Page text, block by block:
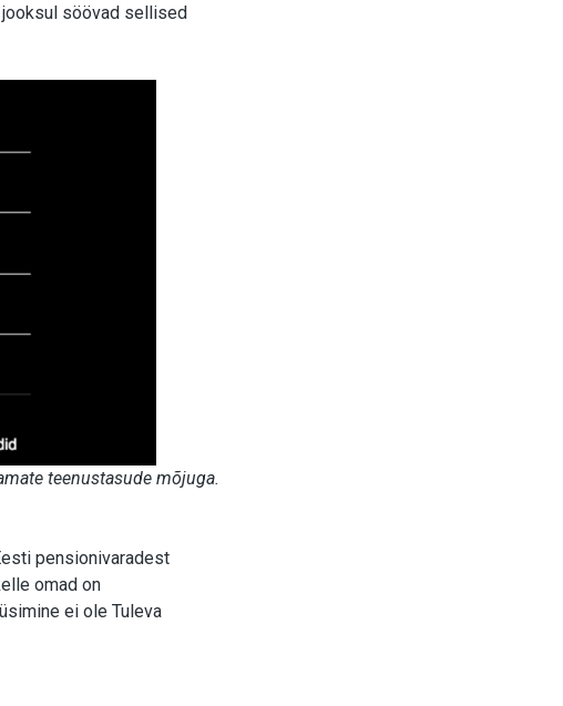
jooksul söövad sellised
teenustasude mõjuga.
pensionivaradest
omad on
ei ole Tuleva